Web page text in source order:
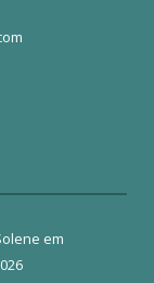
em